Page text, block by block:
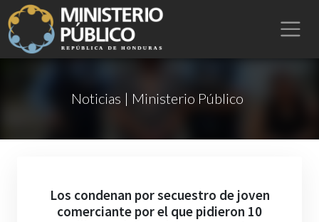
Noticias | Ministerio Público
Los condenan por secuestro de joven
comerciante por el que pidieron 10